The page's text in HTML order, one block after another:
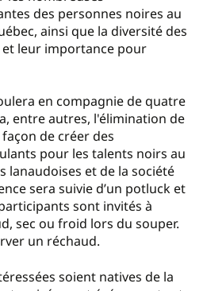
des personnes noires au
ainsi que la diversité des
leur importance pour
en compagnie de quatre
entre autres, l'élimination de
de créer des
pour les talents noirs au
lanaudoises et de la société
sera suivie d’un potluck et
sont invités à
sec ou froid lors du souper.
un réchaud.
soient natives de la